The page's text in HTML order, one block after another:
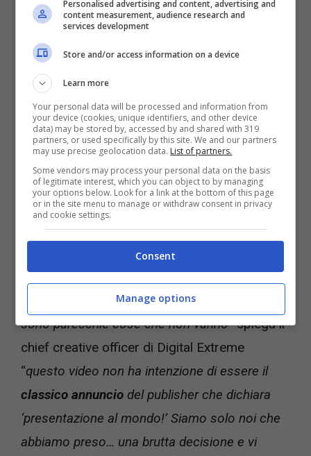
Soulframe (videogiochi.com)
Tutto quello che è stato mostrato di
Soulframe finora è un brandello di
combattimento in quello che gli stessi
sviluppatori hanno dichiarato essereuna build
di sviluppo. Unprototipointerno per il
combattimento che però è stato condiviso per
dare ai fan e ai futuri giocatoriun’idea di che
. La voce di sottofondo, che è
quella diSteve Sinclair,non nasconde nulla:
ci sono molti asset rubati da Warframe, ci
sono parecchie cose che non vanno” spiega il
chief creative officer di Digital Extreme
“questo video non ha intenzione di essere il
classico annuncio del publisher che dichiara
‘presentazione al mondo!’ Siamo solo noi che
abbiamo preso… una brutta decisione e vi
Personalised advertising and content, advertising and
content measurement, audience research and
services development
Store and/or access information on a device
Learn more
Your personal data will be processed and information from
your device (cookies, unique identifiers, and other device
data) may be stored by, accessed by and shared with 319
partners, or used specifically by this site. We and our partners
may use precise geolocation data. List of partners.
Some vendors may process your personal data on the basis
of legitimate interest, which you can object to by managing
your options below. Look for a link at the bottom of this page
or in the site menu to manage or withdraw consent in privacy
and cookie settings.
Consent
Manage options